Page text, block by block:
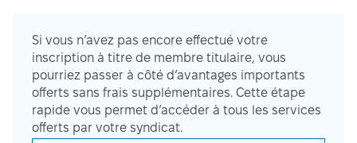
Si vous n’avez pas encore effectué votre
inscription à titre de membre titulaire, vous
pourriez passer à côté d’avantages importants
offerts sans frais supplémentaires. Cette étape
rapide vous permet d’accéder à tous les services
offerts par votre syndicat.